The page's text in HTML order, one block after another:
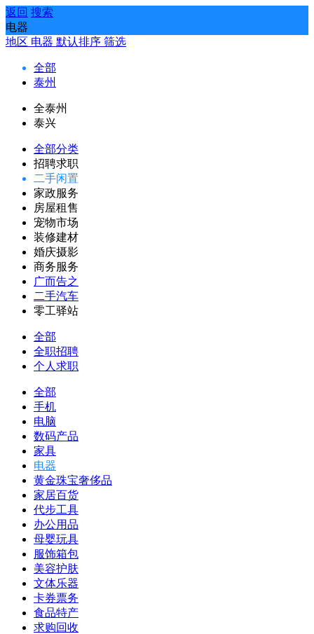
返回 搜索
电器
地区 电器 默认排序 筛选
全部
泰州
全泰州
泰兴
全部分类
招聘求职
二手闲置
家政服务
房屋租售
宠物市场
装修建材
婚庆摄影
商务服务
广而告之
二手汽车
零工驿站
全部
全职招聘
个人求职
全部
手机
电脑
数码产品
家具
电器
黄金珠宝奢侈品
家居百货
代步工具
办公用品
母婴玩具
服饰箱包
美容护肤
文体乐器
卡券票务
食品特产
求购回收